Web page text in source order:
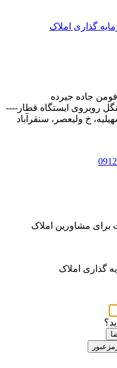
فومن جاده جیرده
روبروی ایستگاه قطار----
مشاورین املاک
گذاری املاک